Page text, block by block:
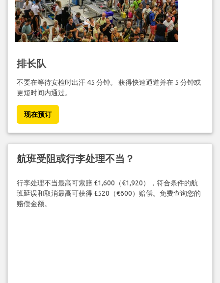
排长队
不要在等待安检时出汗 45 分钟。 获得快速通道并在 5 分钟或
更短时间内通过。
现在预订
航班受阻或行李处理不当？
行李处理不当最高可索赔 £1,600（€1,920），符合条件的航
班延误和取消最高可获得 £520（€600）赔偿。免费查询您的
赔偿金额。